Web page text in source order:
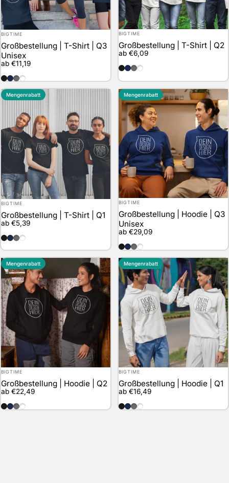
Anbieter:
BIGTIME
Großbestellung | T-Shirt | Q3
Unisex
ab €11,19
schwarz
marineblau
grauweiss
Anbieter:
BIGTIME
Großbestellung | T-Shirt | Q2
ab €6,09
schwarz
marineblau
grauweiss
Mengenrabatt
Anbieter:
BIGTIME
Großbestellung | T-Shirt | Q1
ab €5,39
schwarz
marineblau
grauweiss
Mengenrabatt
Anbieter:
BIGTIME
Großbestellung | Hoodie | Q3
Unisex
ab €29,09
schwarz
marineblau
grauweiss
Mengenrabatt
Anbieter:
BIGTIME
Großbestellung | Hoodie | Q2
ab €22,49
schwarz
marineblau
grauweiss
Mengenrabatt
Anbieter:
BIGTIME
Großbestellung | Hoodie | Q1
ab €16,49
schwarz
marineblau
grauweiss